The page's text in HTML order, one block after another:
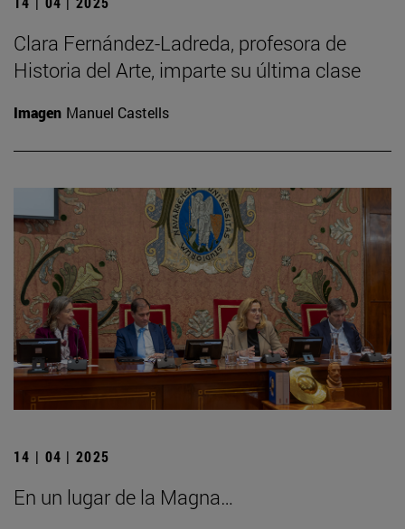
Clara Fernández-Ladreda, profesora de
Historia del Arte, imparte su última clase
Imagen Manuel Castells
14 | 04 | 2025
En un lugar de la Magna…